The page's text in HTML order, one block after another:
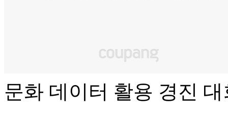
문화 데이터 활용 경진 대